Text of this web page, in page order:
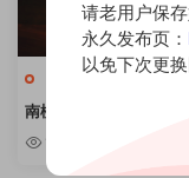
小姐姐
南桃Momoko – 89套
集 [持续更新]
请老用户保
永久发布页：
以免下次更